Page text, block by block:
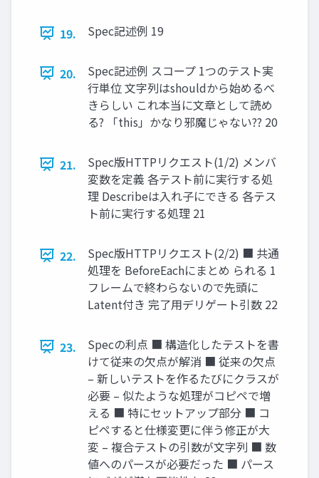
19. Spec記述例 19
20.
Spec記述例 スコープ 1つのテスト実
行単位 文字列はshouldから始めるべ
きらしい これ本当に文章として読め
る? 「this」かなり邪魔じゃない?? 20
21.
Spec版HTTPリクエスト(1/2) メンバ
変数を定義 各テスト前に実行する処
理 Describeは入れ子にできる 各テス
ト前に実行する処理 21
22.
Spec版HTTPリクエスト(2/2) ■ 共通
処理を BeforeEachにまとめ られる 1
フレームで終わらないので先頭に
Latent付き 完了用デリゲート引数 22
23.
Specの利点 ■ 構造化したテストを書
けて従来の欠点が解消 ■ 従来の欠点
– 新しいテストを作るたびにクラスが
必要 – 似たような処理がコピペで増
える ■ 特にセットアップ部分 ■ コ
ピペすると仕様変更に伴う修正が大
変 – 複合テストの引数が文字列 ■ 数
値へのパースが必要だった ■ パース